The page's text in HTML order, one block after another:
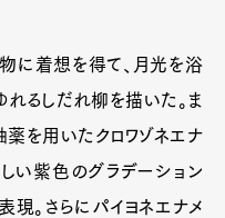
に着想を得て、月光を浴
るしだれ柳を描いた。ま
を用いたクロワゾネエナ
い紫色のグラデーション
現。さらにパイヨネエナメ